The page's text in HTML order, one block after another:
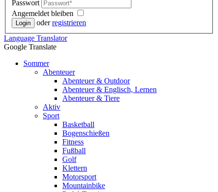
Passwort
Angemeldet bleiben
oderregistrieren
Language Translator
Google Translate
Sommer
Abenteuer
Abenteuer & Outdoor
Abenteuer & Englisch, Lernen
Abenteuer & Tiere
Aktiv
Sport
Basketball
Bogenschießen
Fitness
Fußball
Golf
Klettern
Motorsport
Mountainbike